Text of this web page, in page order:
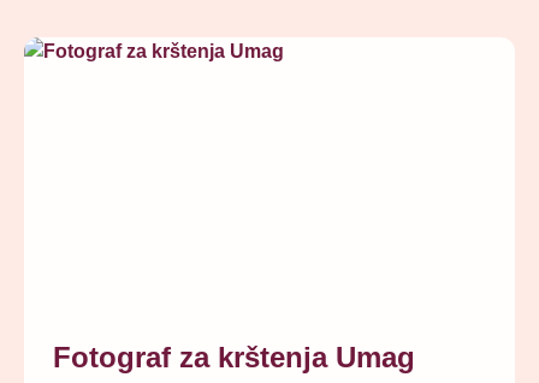
Fotograf za krštenja Umag